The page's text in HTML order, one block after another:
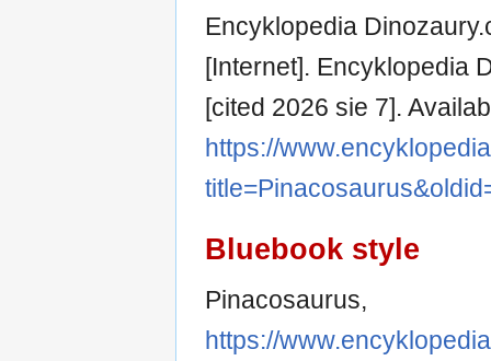
Encyklopedia
[Internet]. Encyklopedia
[cited 2026 sie 7].
https://
Bluebook style
Pinacosaurus,
https://